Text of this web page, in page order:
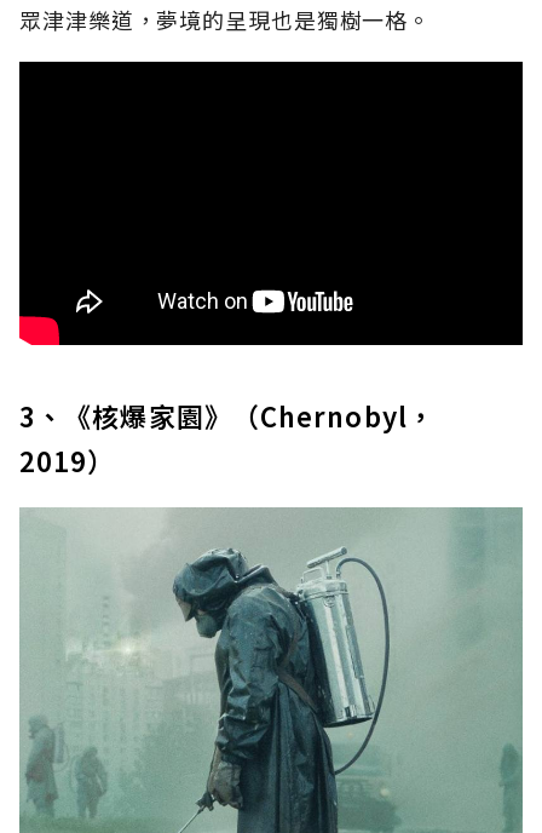
眾津津樂道，夢境的呈現也是獨樹一格。
3、《核爆家園》（Chernobyl，
2019）